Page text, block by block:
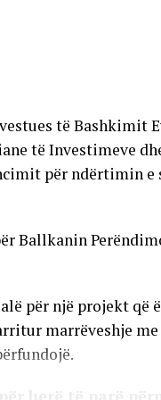
nëse
e presim edhe
për rreth 90
Maqedoni dhe nuk
se të dhënat nga
e Tetovës do të
parë në shkollat
të Bashkimit
të Investimeve
për ndërtimin
Ballkanin
për një projekt që
marrëveshje